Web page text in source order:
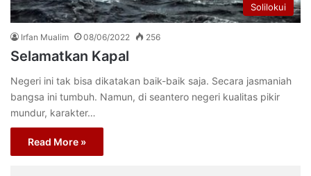
Solilokui
Irfan Mualim 08/06/2022 256
Selamatkan Kapal
Negeri ini tak bisa dikatakan baik-baik saja. Secara jasmaniah
bangsa ini tumbuh. Namun, di seantero negeri kualitas pikir
mundur, karakter…
Read More »